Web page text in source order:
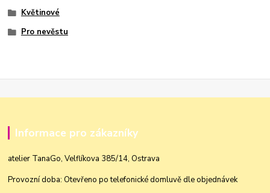
Květinové
Pro nevěstu
Informace pro zákazníky
atelier TanaGo, Velflíkova 385/14, Ostrava
Provozní doba: Otevřeno po telefonické domluvě dle objednávek